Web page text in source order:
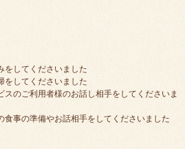
してくださいました
してくださいました
のご利用者様のお話し相手をしてくださいま
事の準備やお話相手をしてくださいました